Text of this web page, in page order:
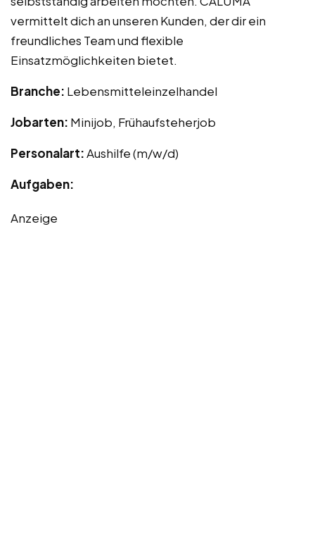
vermittelt dich an unseren Kunden, der dir ein
freundliches Team und flexible
Einsatzmöglichkeiten bietet.
Branche: Lebensmitteleinzelhandel
Jobarten: Minijob, Frühaufsteherjob
Personalart:Aushilfe (m/w/d)
Aufgaben:
Anzeige